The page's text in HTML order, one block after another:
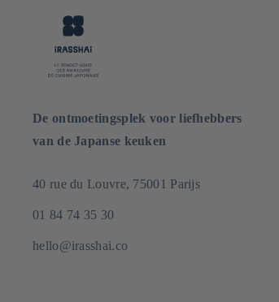
De ontmoetingsplek voor liefhebbers
van de Japanse keuken
40 rue du Louvre, 75001 Parijs
01 84 74 35 30
hello@irasshai.co